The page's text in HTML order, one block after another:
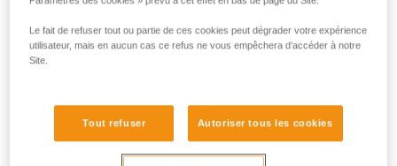
Le fait de refuser tout ou partie de ces cookies peut dégrader votre expérience
utilisateur, mais en aucun cas ce refus ne vous empêchera d’accéder à notre
Site.
Tout refuser Autoriser tous les cookies